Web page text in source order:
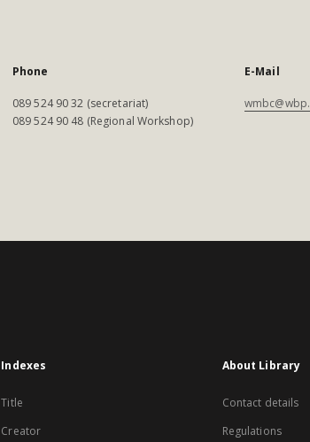
Phone
089 524 90 32 (secretariat)
089 524 90 48 (Regional Workshop)
E-Mail
Indexes
Title
Creator
About Library
Contact details
Regulations